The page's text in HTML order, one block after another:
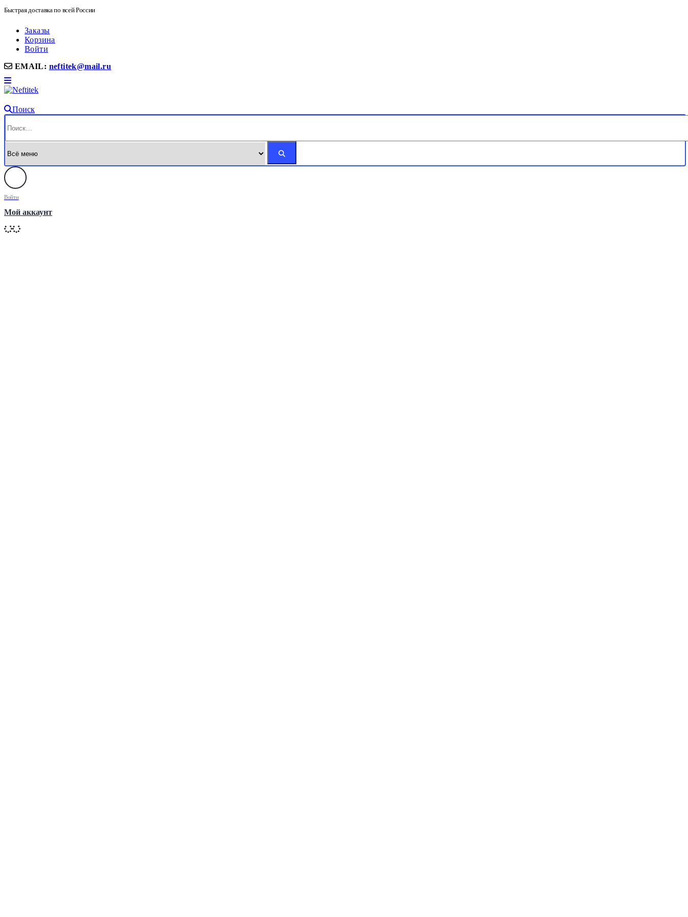
Быстрая доставка по всей России
Заказы
Корзина
Войти
EMAIL: neftitek@mail.ru
Поиск
Войти
Мой аккаунт